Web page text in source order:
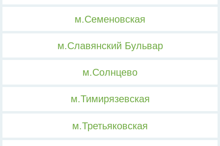
м.Семеновская
м.Славянский Бульвар
м.Солнцево
м.Тимирязевская
м.Третьяковская